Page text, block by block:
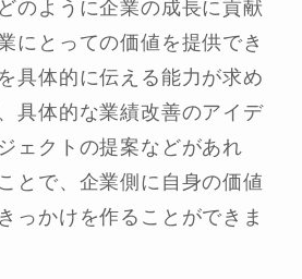
のように企業の成長に貢献
にとっての価値を提供でき
具体的に伝える能力が求め
具体的な業績改善のアイデ
ェクトの提案などがあれ
とで、企業側に自身の価値
っかけを作ることができま